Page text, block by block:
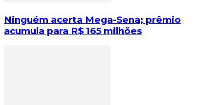
Ninguém acerta Mega-Sena; prêmio
acumula para R$ 165 milhões